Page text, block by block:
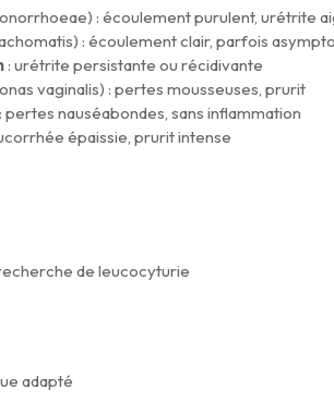
: écoulement purulent, urétrite
: écoulement clair, parfois
: urétrite persistante ou récidivante
vaginalis) : pertes mousseuses, prurit
: pertes nauséabondes, sans inflammation
épaissie, prurit intense
de leucocyturie
adapté